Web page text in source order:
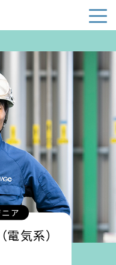
ア
気系）